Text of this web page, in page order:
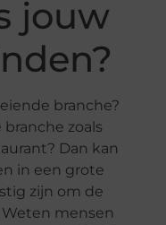
jouw
branche?
zoals
Dan kan
in een grote
zijn om de
mensen